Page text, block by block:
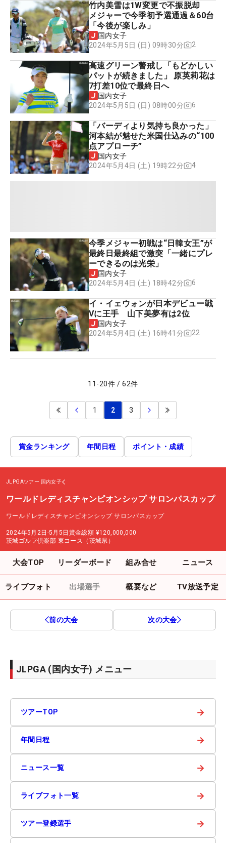
竹内美雪は1W変更で不振脱却
メジャーで今季初予選通過＆60台
「今後が楽しみ」
国内女子
2024年5月5日 (日) 09時30分
2
高速グリーン警戒し「もどかしい
パットが続きました」 原英莉花は
7打差10位で最終日へ
国内女子
2024年5月5日 (日) 08時00分
6
「バーディより気持ち良かった」
河本結が魅せた米国仕込みの“100
点アプローチ”
国内女子
2024年5月4日 (土) 19時22分
4
今季メジャー初戦は“日韓女王”が
最終日最終組で激突「一緒にプレ
ーできるのは光栄」
国内女子
2024年5月4日 (土) 18時42分
6
イ・イェウォンが日本デビュー戦
Vに王手 山下美夢有は2位
国内女子
2024年5月4日 (土) 16時41分
22
11 -20件 / 62件
1 2 3
賞金ランキング 年間日程 ポイント・成績
JLPGAツアー 国内女子
ワールドレディスチャンピオンシップ サロンパスカップ
ワールドレディスチャンピオンシップ サロンパスカップ
2024年5月2日-5月5日 賞金総額 ¥120,000,000
茨城ゴルフ倶楽部 東コース（茨城県）
大会TOP リーダーボード 組み合せ ニュース
ライブフォト 出場選手 概要など TV放送予定
前の大会 次の大会
JLPGA (国内女子) メニュー
ツアーTOP →
年間日程 →
ニュース一覧 →
ライブフォト一覧 →
ツアー登録選手 →